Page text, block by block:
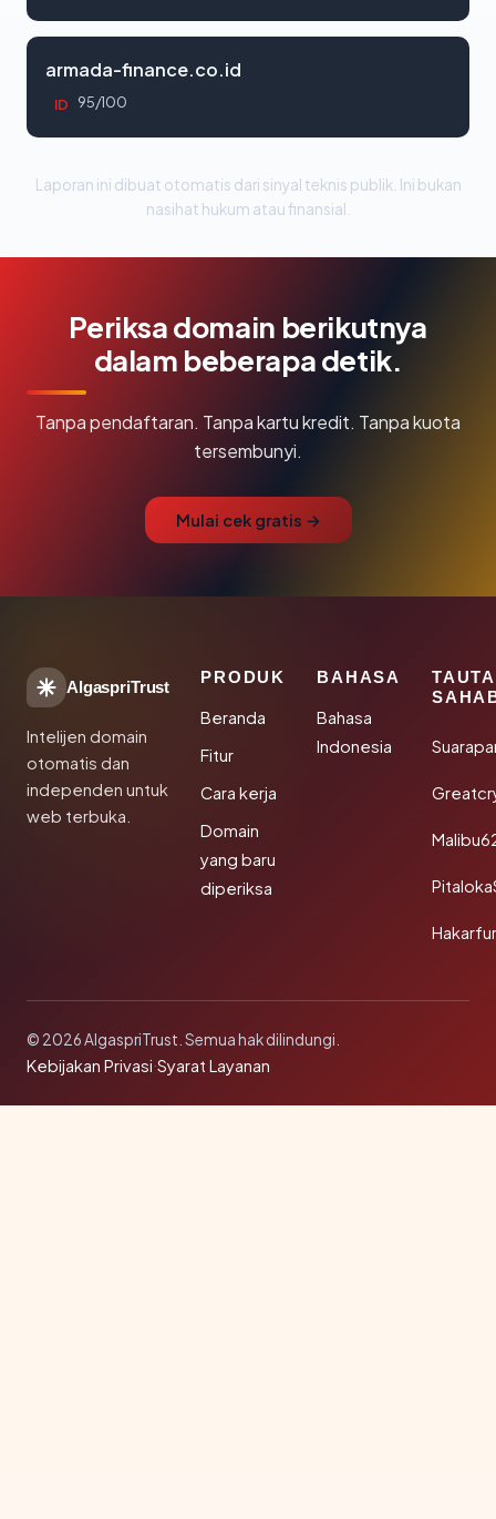
armada-finance.co.id
ID 95/100
Laporan ini dibuat otomatis dari sinyal teknis publik. Ini bukan
nasihat hukum atau finansial.
Periksa domain berikutnya
dalam beberapa detik.
Tanpa pendaftaran. Tanpa kartu kredit. Tanpa kuota
tersembunyi.
Mulai cek gratis →
AlgaspriTrust
Intelijen domain
otomatis dan
independen untuk
web terbuka.
PRODUK
Beranda
Fitur
Cara kerja
Domain
yang baru
diperiksa
BAHASA
Bahasa
Indonesia
© 2026 AlgaspriTrust. Semua hak dilindungi.
Kebijakan Privasi·Syarat Layanan